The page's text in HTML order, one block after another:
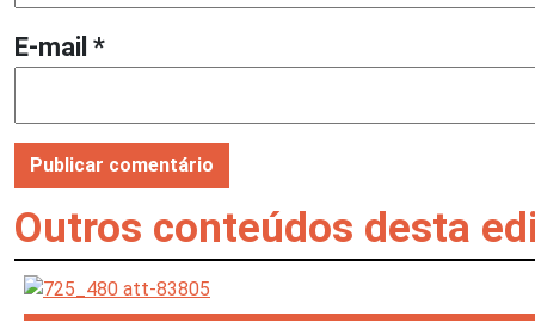
E-mail *
Outros conteúdos desta